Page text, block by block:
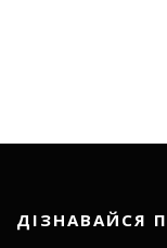
ДІЗНАВАЙСЯ